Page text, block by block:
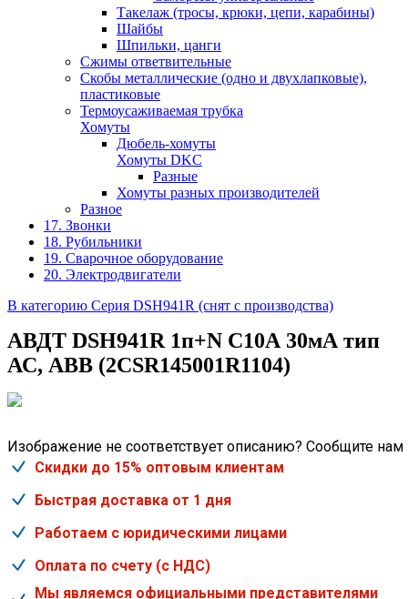
Такелаж (тросы, крюки, цепи, карабины)
Шайбы
Шпильки, цанги
Сжимы ответвительные
Скобы металлические (одно и двухлапковые),
пластиковые
Термоусаживаемая трубка
Хомуты
Дюбель-хомуты
Хомуты DKC
Разные
Хомуты разных производителей
Разное
17. Звонки
18. Рубильники
19. Сварочное оборудование
20. Электродвигатели
В категорию Серия DSH941R (снят с производства)
АВДТ DSH941R 1п+N C10А 30мА тип
АС, АВВ (2CSR145001R1104)
Изображение не соответствует описанию? Сообщите нам
Скидки до 15% оптовым клиентам
Быстрая доставка от 1 дня
Работаем с юридическими лицами
Оплата по счету (с НДС)
Мы являемся официальными представителями